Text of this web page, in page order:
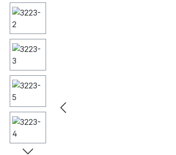
Bildergalerie überspringen